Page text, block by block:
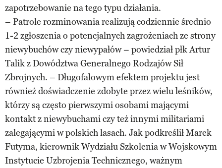
zapotrzebowanie na tego typu działania.
– Patrole rozminowania realizują codziennie średnio
1-2 zgłoszenia o potencjalnych zagrożeniach ze strony
niewybuchów czy niewypałów – powiedział płk Artur
Talik z Dowództwa Generalnego Rodzajów Sił
Zbrojnych. – Długofalowym efektem projektu jest
również doświadczenie zdobyte przez wielu leśników,
którzy są często pierwszymi osobami mającymi
kontakt z niewybuchami czy też innymi militariami
zalegającymi w polskich lasach. Jak podkreślił Marek
Futyma, kierownik Wydziału Szkolenia w Wojskowym
Instytucie Uzbrojenia Technicznego, ważnym